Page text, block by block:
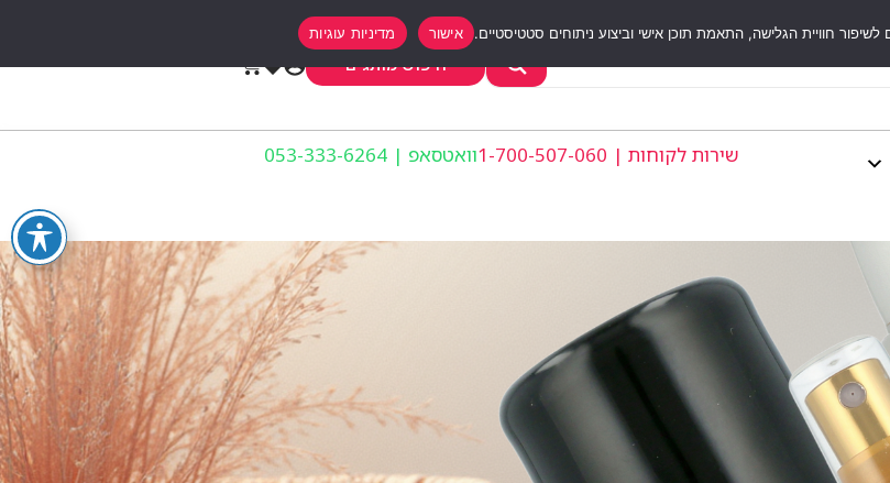
חיפוש מותגים
שירות לקוחות | 1-700-507-060 וואטסאפ | 053-333-6264
אישור מדיניות עוגיות